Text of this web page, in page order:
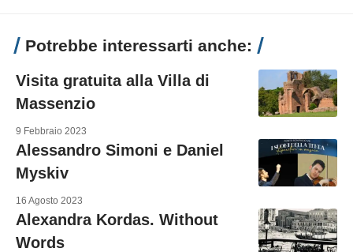
Potrebbe interessarti anche:
Visita gratuita alla Villa di
Massenzio
9 Febbraio 2023
Alessandro Simoni e Daniel
Myskiv
16 Agosto 2023
Alexandra Kordas. Without
Words